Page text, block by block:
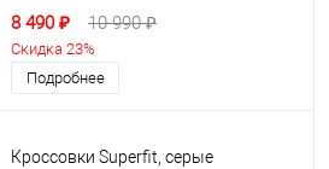
8 490 ₽ 10 990 ₽
Скидка 23%
Подробнее
Кроссовки Superfit, серые